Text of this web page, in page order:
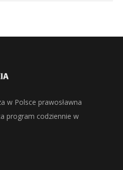
w Polsce prawosławna
program codziennie w